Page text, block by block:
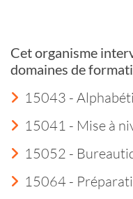
Cet organisme
domaines de
15043 -
15041 - Mise à
15052 -
15064 -